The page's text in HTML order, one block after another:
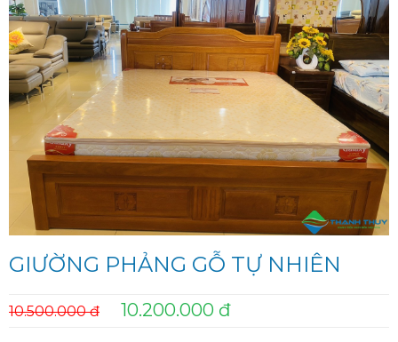
GIƯỜNG PHẢNG GỖ TỰ NHIÊN
10.500.000 đ 10.200.000 đ